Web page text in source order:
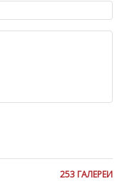
лексику, а
расовой,
модерации, поэтому
253 ГАЛЕРЕИ